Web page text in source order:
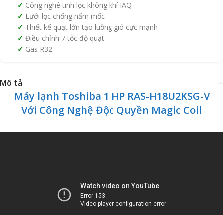
Công nghê tinh lọc không khí IAQ
Lưới lọc chống nấm mốc
Thiết kế quạt lớn tạo luồng gió cực mạnh
Điều chỉnh 7 tốc độ quạt
Gas R32
Mô tả
Máy lạnh Toshiba 1 HP RAS-H18U2KSG-V
Với Công Nghệ Độc Quyền Magic Coil